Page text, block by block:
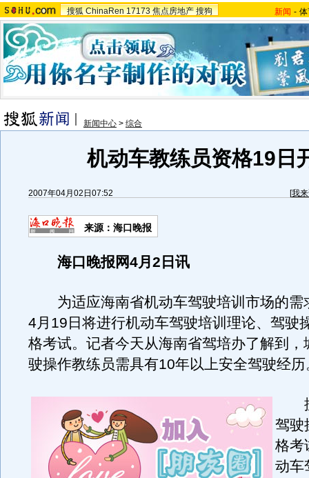
搜狐 ChinaRen 17173 焦点房地产 搜狗 新闻 -
新闻中心 > 综合
机动车教练员资格19日
2007年04月02日07:52 [我
来源：海口晚报
海口晚报网4月2日讯
为适应海南省机动车驾驶培训市场的需
4月19日将进行机动车驾驶培训理论、驾驶
格考试。记者今天从海南省驾培办了解到，
驶操作教练员需具有10年以上安全驾驶经历
据
驾驶
格考
动车